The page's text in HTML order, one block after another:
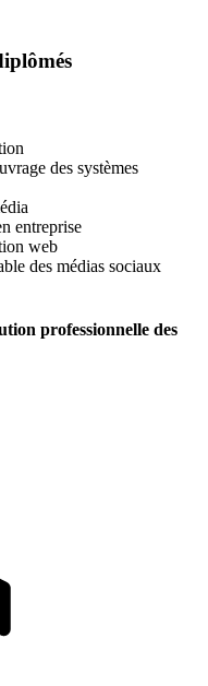
des systèmes
entreprise
web
des médias sociaux
professionnelle des